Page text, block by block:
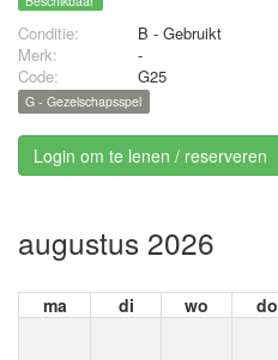
Conditie:
B - Gebruikt
Merk:
-
Code:
G25
G - Gezelschapsspel
Login om te lenen / reserveren
augustus 2026
ma di wo do